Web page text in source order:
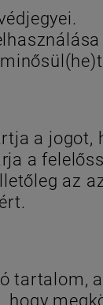
a jogot,
a
az
tartalom,
hogy